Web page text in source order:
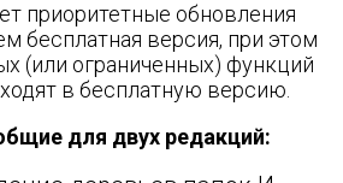
приоритетные обновления
бесплатная версия, при этом
(или ограниченных) функций
в бесплатную версию.
для двух редакций: